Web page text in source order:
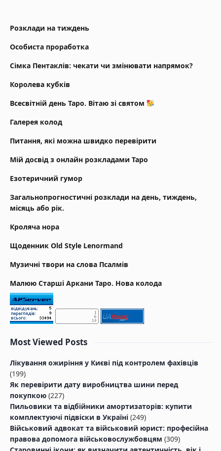
Розклади на тиждень
Особиста проработка
Сімка Пентаклів: чекати чи змінювати напрямок?
Королева кубків
Всесвітній день Таро. Вітаю зі святом
Галерея колод
Питання, які можна швидко перевірити
Мій досвід з онлайн розкладами Таро
Езотеричний гумор
Загальнопрогностичні розклади на день, тиждень,
місяць або рік.
Кроляча нора
Щоденник Old Style Lenormand
Музичні твори на слова Псалмів
Малюю Старші Аркани Таро. Нова колода
Most Viewed Posts
Лікування ожиріння у Києві під контролем фахівців
(199)
Як перевірити дату виробництва шини перед
покупкою (227)
Пильовики та відбійники амортизаторів: купити
комплектуючі підвіски в Україні (249)
Військовий адвокат та військовий юрист: професійна
правова допомога військовослужбовцям (309)